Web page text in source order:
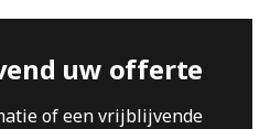
uw offerte
of een vrijblijvende